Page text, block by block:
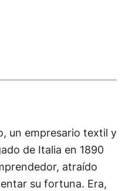
un empresario textil y
de Italia en 1890
atraído
su fortuna. Era,